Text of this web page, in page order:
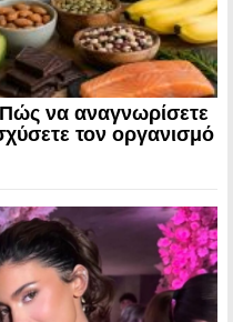
να αναγνωρίσετε
τον οργανισμό